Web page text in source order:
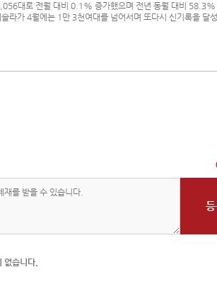
대로 전월 대비 0.1% 증가했으며 전년 동월 대비 58.3%
라가 4월에는 1만 3천여대를 넘어서며 또다시 신기록을 달
적인 성적으로 수입차 시장을 견인했다.* 카차트 그래프 확인
없습니다.